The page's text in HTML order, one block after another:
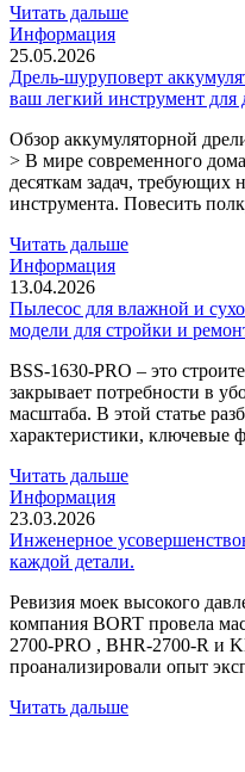
Читать дальше
Информация
25.05.2026
Дрель-шуруповерт
ваш легкий инструмент для
Обзор аккумуляторной
> В мире современного дома
десяткам задач, требующих
инструмента. Повесить
Читать дальше
Информация
13.04.2026
Пылесос для влажной и
модели для стройки и
BSS-1630-PRO – это
закрывает потребности в
масштаба. В этой статье
характеристики, ключевые
Читать дальше
Информация
23.03.2026
Инженерное
каждой детали.
Ревизия моек высокого
компания BORT провела
2700-PRO , BHR-2700-R и
проанализировали опыт
Читать дальше